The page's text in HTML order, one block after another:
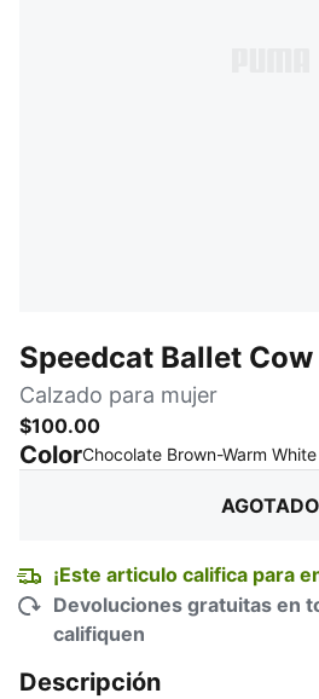
Speedcat Ballet
Calzado para mujer
$100.00
ColorChocolate Brown-Warm White:
AGOTADO
¡Este articulo califica para
Devoluciones gratuitas en
califiquen
Descripción